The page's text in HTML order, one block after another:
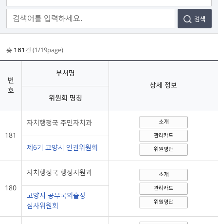
검색
총 181 건 (1/19page)
번
호
부서명
상세 정보
위원회 명칭
181
자치행정국 주민자치과 소개
관리카드
위원명단
제6기 고양시 인권위원회
180
자치행정국 행정지원과 소개
관리카드
위원명단
고양시 공무국외출장
심사위원회